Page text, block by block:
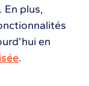
plus,
en
.